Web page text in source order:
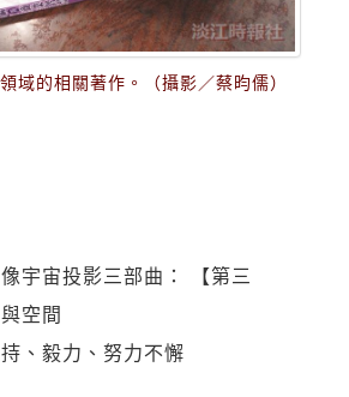
域的相關著作。（攝影／蔡昀儒）
宇宙投影三部曲： 【第三
空間
、毅力、努力不懈